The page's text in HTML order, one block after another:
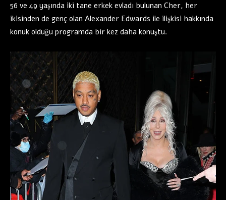
56 ve 49 yaşında iki tane erkek evladı bulunan Cher, her
ikisinden de genç olan Alexander Edwards ile ilişkisi hakkında
konuk olduğu programda bir kez daha konuştu.